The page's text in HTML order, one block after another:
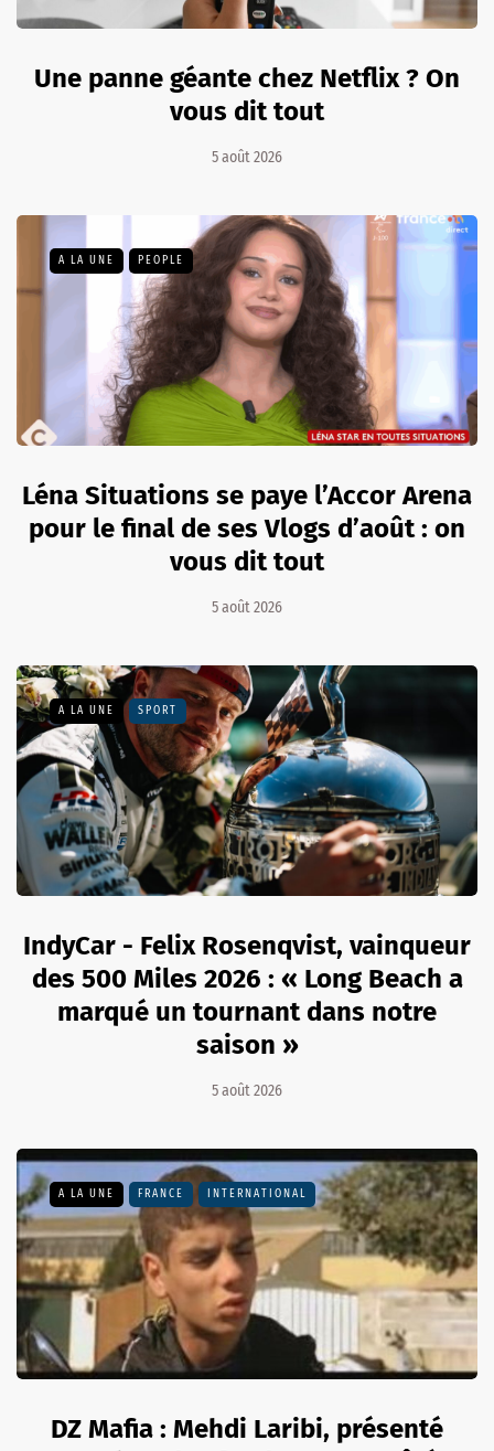
Une panne géante chez Netflix ? On
vous dit tout
5 août 2026
A LA UNE PEOPLE
Léna Situations se paye l’Accor Arena
pour le final de ses Vlogs d’août : on
vous dit tout
5 août 2026
A LA UNE SPORT
IndyCar - Felix Rosenqvist, vainqueur
des 500 Miles 2026 : « Long Beach a
marqué un tournant dans notre
saison »
5 août 2026
A LA UNE FRANCE INTERNATIONAL
DZ Mafia : Mehdi Laribi, présenté